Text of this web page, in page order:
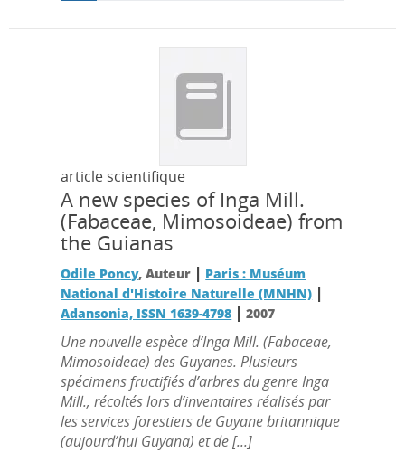
article scientifique
A new species of Inga Mill.
(Fabaceae, Mimosoideae) from
the Guianas
Odile Poncy, Auteur | Paris : Muséum
National d'Histoire Naturelle (MNHN) |
Adansonia, ISSN 1639-4798 |2007
Une nouvelle espèce d’Inga Mill. (Fabaceae,
Mimosoideae) des Guyanes. Plusieurs
spécimens fructifiés d’arbres du genre Inga
Mill., récoltés lors d’inventaires réalisés par
les services forestiers de Guyane britannique
(aujourd’hui Guyana) et de [...]